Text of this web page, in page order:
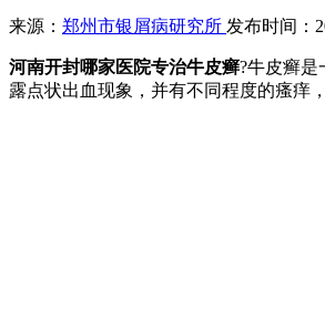
来源： 郑州市银屑病研究所 发布时间：
河南开封哪家医院专治牛皮癣?牛皮癣是
露点状出血现象，并有不同程度的瘙痒